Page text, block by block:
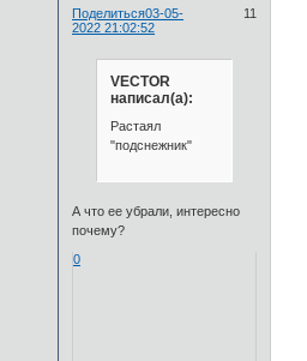
Поделиться 11
03-05-
2022 21:02:52
VECTOR
написал(а):
Растаял
"подснежник"
А что ее убрали, интересно
почему?
0